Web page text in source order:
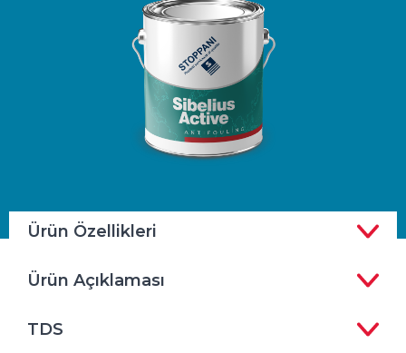
Ürün Özellikleri
Ürün Açıklaması
TDS